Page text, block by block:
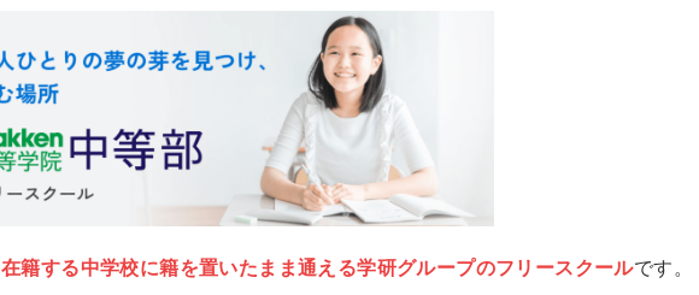
在籍する中学校に籍を置いたまま通える学研グループのフリースクールです。